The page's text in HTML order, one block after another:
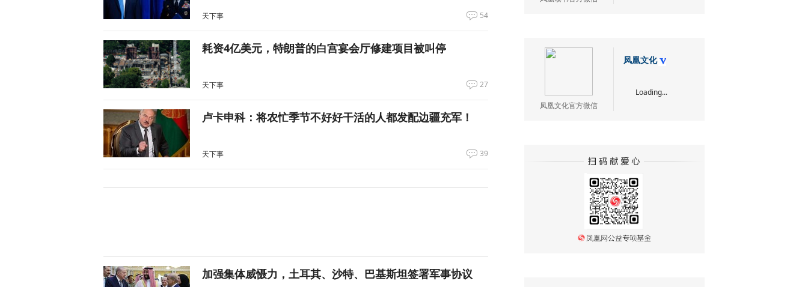
天下事 54
耗资4亿美元，特朗普的白宫宴会厅修建项目被叫停
天下事 27
卢卡申科：将农忙季节不好好干活的人都发配边疆充军！
天下事 39
加强集体威慑力，土耳其、沙特、巴基斯坦签署军事协议
凤凰文化官方微信
凤凰文化
Loading...